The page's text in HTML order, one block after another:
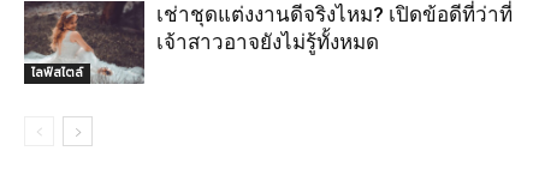
ไลฟ์สไตล์
เช่าชุดแต่งงานดีจริงไหม? เปิดข้อดีที่ว่าที่
เจ้าสาวอาจยังไม่รู้ทั้งหมด